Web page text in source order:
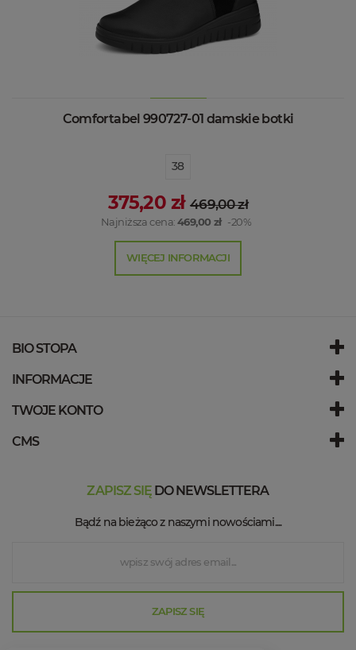
Comfortabel 990727-01 damskie botki
38
375,20 zł 469,00 zł
Najniższa cena:469,00 zł -20%
WIĘCEJ INFORMACJI
BIO STOPA
INFORMACJE
TWOJE KONTO
CMS
ZAPISZ SIĘDO NEWSLETTERA
Bądź na bieżąco z naszymi nowościami....
ZAPISZ SIĘ